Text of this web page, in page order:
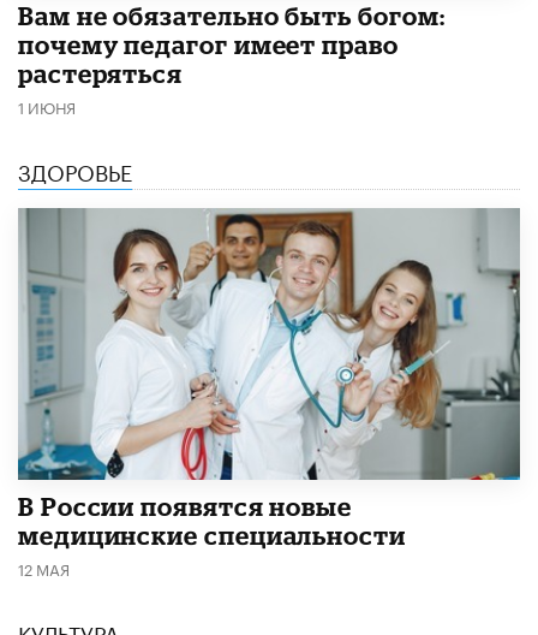
​Вам не обязательно быть богом:
почему педагог имеет право
растеряться
1 ИЮНЯ
ЗДОРОВЬЕ
В России появятся новые
медицинские специальности
12 МАЯ